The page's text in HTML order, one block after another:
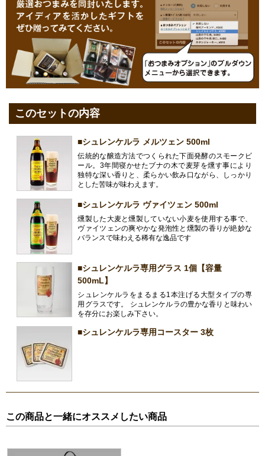
このセットの内容
■シュレンケルラ メルツェン 500ml
伝統的な醸造方法でつくられた下面発酵のスモークビ
ール。3年間寝かせたブナの木で麦芽を燻す事により
独特な深い香りと、柔らかい飲み口ながら、しっかり
とした苦味が味わえます。
■シュレンケルラ ヴァイツェン 500ml
燻製した大麦と燻製していない小麦を使用する事で、
ヴァイツェンの爽やかな発泡性と燻製の香りが絶妙な
バランスで味わえる稀有な逸品です
■シュレンケルラ専用グラス 1個【容量
500mL】
シュレンケルラをまるまる1本注げる大型タイプの専
用グラスです。 シュレンケルラの豊かな香りと味わい
を存分にお楽しみ下さい。
■シュレンケルラ専用コースター 3枚
この商品と一緒にオススメしたい商品